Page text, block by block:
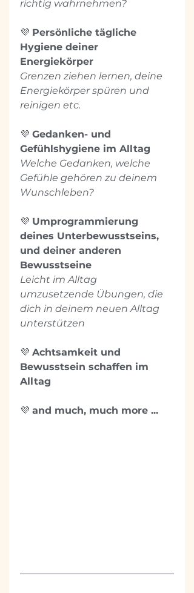
richtig wahrnehmen?
💜 Persönliche tägliche
Hygiene deiner
Energiekörper
Grenzen ziehen lernen, deine
Energiekörper spüren und
reinigen etc.
💜 Gedanken- und
Gefühlshygiene im Alltag
Welche Gedanken, welche
Gefühle gehören zu deinem
Wunschleben?
💜 Umprogrammierung
deines Unterbewusstseins,
und deiner anderen
Bewusstseine
Leicht im Alltag
umzusetzende Übungen, die
dich in deinem neuen Alltag
unterstützen
💜 Achtsamkeit und
Bewusstsein schaffen im
Alltag
💜 and much, much more ...